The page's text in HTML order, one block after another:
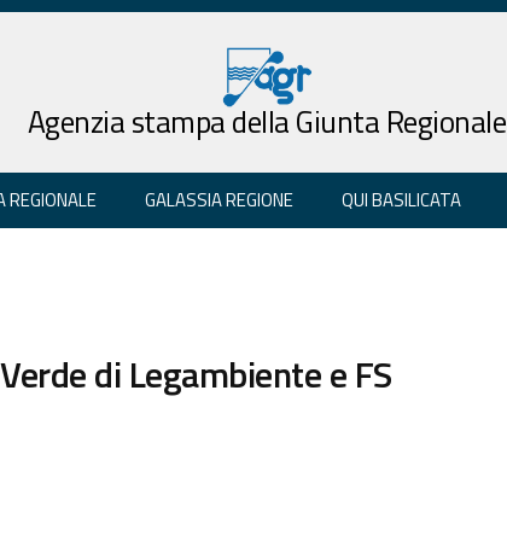
Agenzia stampa della Giunta Regionale
REGIONALE GALASSIA REGIONE QUI BASILICATA
di Legambiente e FS